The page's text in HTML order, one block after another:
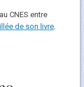
CNES entre
de son livre